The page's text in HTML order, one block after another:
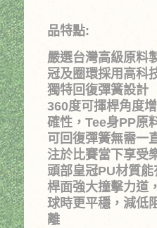
格：
品特點:
嚴選台灣高級原料
冠及圈環採用高科
獨特回復彈簧設計
360度可揮桿角度
確性，Tee身PP原
可回復彈簧無需一
注於比賽當下享受
頭部皇冠PU材質
桿面強大撞擊力道
球時更平穩，減低
離